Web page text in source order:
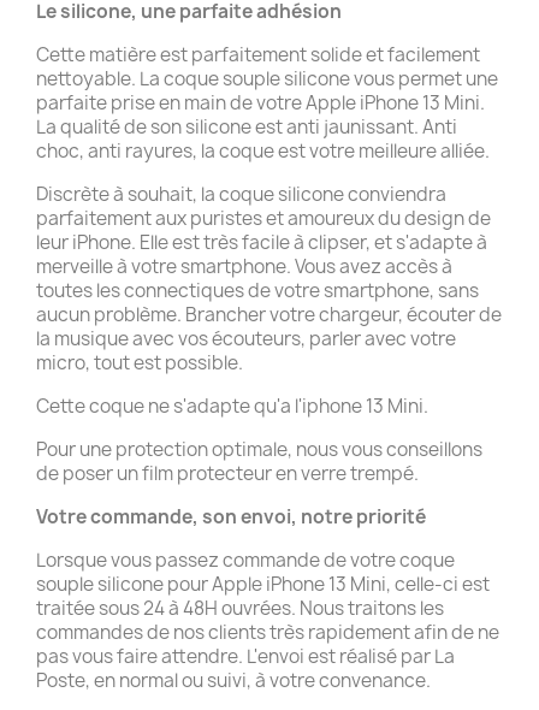
Le silicone, une parfaite adhésion
Cette matière est parfaitement solide et facilement
nettoyable. La coque souple silicone vous permet une
parfaite prise en main de votre Apple iPhone 13 Mini.
La qualité de son silicone est anti jaunissant. Anti
choc, anti rayures, la coque est votre meilleure alliée.
Discrète à souhait, la coque silicone conviendra
parfaitement aux puristes et amoureux du design de
leur iPhone. Elle est très facile à clipser, et s'adapte à
merveille à votre smartphone. Vous avez accès à
toutes les connectiques de votre smartphone, sans
aucun problème. Brancher votre chargeur, écouter de
la musique avec vos écouteurs, parler avec votre
micro, tout est possible.
Cette coque ne s'adapte qu'a l'iphone 13 Mini.
Pour une protection optimale, nous vous conseillons
de poser un film protecteur en verre trempé.
Votre commande, son envoi, notre priorité
Lorsque vous passez commande de votre coque
souple silicone pour Apple iPhone 13 Mini, celle-ci est
traitée sous 24 à 48H ouvrées. Nous traitons les
commandes de nos clients très rapidement afin de ne
pas vous faire attendre. L'envoi est réalisé par La
Poste, en normal ou suivi, à votre convenance.